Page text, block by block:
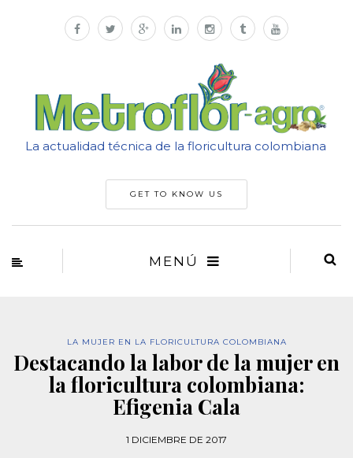
La actualidad técnica de la floricultura colombiana
GET TO KNOW US
MENÚ
LA MUJER EN LA FLORICULTURA COLOMBIANA
Destacando la labor de la mujer en
la floricultura colombiana:
Efigenia Cala
1 DICIEMBRE DE 2017